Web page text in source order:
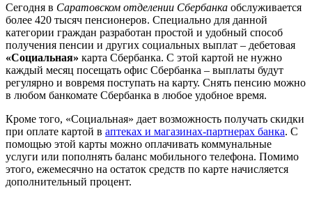
Сегодня в Саратовском отделении Сбербанка обслуживается
более 420 тысяч пенсионеров. Специально для данной
категории граждан разработан простой и удобный способ
получения пенсии и других социальных выплат – дебетовая
«Социальная» карта Сбербанка. С этой картой не нужно
каждый месяц посещать офис Сбербанка – выплаты будут
регулярно и вовремя поступать на карту. Снять пенсию можно
в любом банкомате Сбербанка в любое удобное время.
Кроме того, «Социальная» дает возможность получать скидки
при оплате картой в аптеках и магазинах-партнерах банка. С
помощью этой карты можно оплачивать коммунальные
услуги или пополнять баланс мобильного телефона. Помимо
этого, ежемесячно на остаток средств по карте начисляется
дополнительный процент.